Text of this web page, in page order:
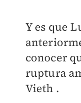
Y es que
conocer
ruptura
Vieth .